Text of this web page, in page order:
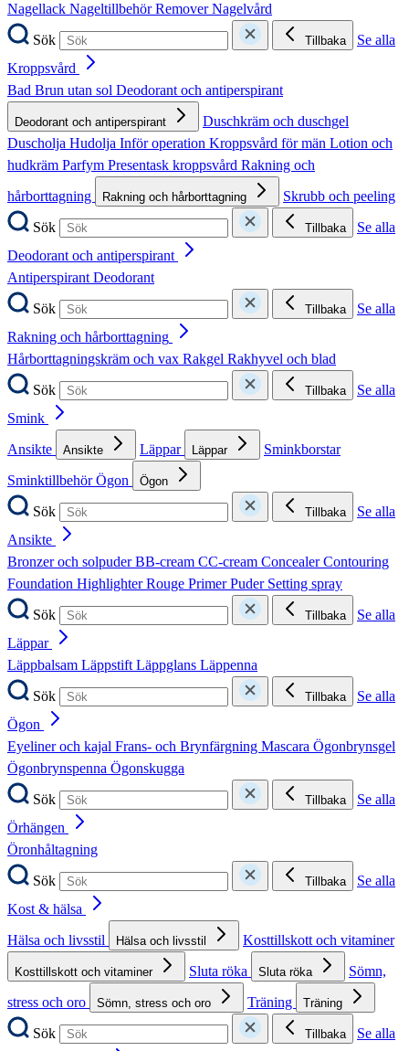
Nagellack NageltillbehörRemoverNagelvård
Sök
Tillbaka
Se alla
Kroppsvård
Bad Brun utan sol Deodorant och antiperspirant
Deodorant och antiperspirant
Duschkräm och duschgel
Duscholja Hudolja Inför operation Kroppsvård för män Lotion och
hudkräm Parfym Presentask kroppsvård Rakning och
hårborttagning
Rakning och hårborttagning
Skrubb och peeling
Sök
Tillbaka
Se alla
Deodorant och antiperspirant
AntiperspirantDeodorant
Sök
Tillbaka
Se alla
Rakning och hårborttagning
Hårborttagningskräm och vax Rakgel Rakhyvel och blad
Sök
Tillbaka
Se alla
Smink
Ansikte
Ansikte Läppar Läppar
Sminkborstar
SminktillbehörÖgon Ögon
Sök Tillbaka
Se alla
Ansikte
Bronzer och solpuderBB-cream CC-cream ConcealerContouring
Foundation HighlighterRouge PrimerPuder Setting spray
Sök
Tillbaka
Se alla
Läppar
Läppbalsam LäppstiftLäppglans Läppenna
Sök
Tillbaka
Se alla
Ögon
Eyeliner och kajal Frans- och Brynfärgning Mascara Ögonbrynsgel
Ögonbrynspenna Ögonskugga
Sök
Tillbaka
Se alla
Örhängen
Öronhåltagning
Sök
Tillbaka
Se alla
Kost & hälsa
Hälsa och livsstil
Hälsa och livsstil Kosttillskott och vitaminer
Kosttillskott och vitaminer Sluta röka Sluta röka
Sömn,
stress och oro
Sömn, stress och oro Träning Träning
Sök Tillbaka
Se alla